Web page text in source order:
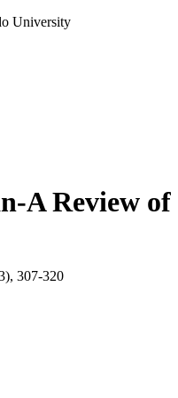
University
A Review
307-320